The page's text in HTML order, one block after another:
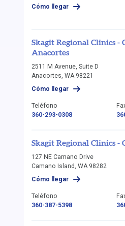
Cómo llegar
Skagit Regional Clinics -
Anacortes
2511 M Avenue, Suite D
Anacortes, WA 98221
Cómo llegar
Teléfono
360-293-0308
Skagit Regional Clinics -
127 NE Camano Drive
Camano Island, WA 98282
Cómo llegar
Teléfono
360-387-5398